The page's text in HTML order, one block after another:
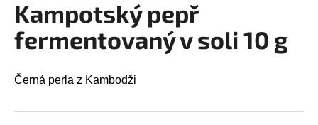
produktu
je
0,0
5
Kampotský pepř
fermentovaný v soli 10 g
Černá perla z Kambodži
HLEDAT
D